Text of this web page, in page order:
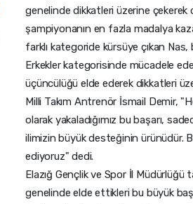
genelinde dikkatleri üzerine
şampiyonanın en fazla madalya
farklı kategoride kürsüye çıkan Nas,
Erkekler kategorisinde mücadele
üçüncülüğü elde ederek dikkatleri
Milli Takım Antrenör İsmail Demir,
olarak yakaladığımız bu başarı,
ilimizin büyük desteğinin ürünüdür.
ediyoruz" dedi.
Elazığ Gençlik ve Spor İl Müdürlüğü
genelinde elde ettikleri bu büyük